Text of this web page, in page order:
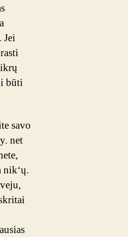
Jei
būti
savo
net